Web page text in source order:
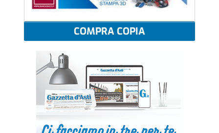
COMPRA COPIA